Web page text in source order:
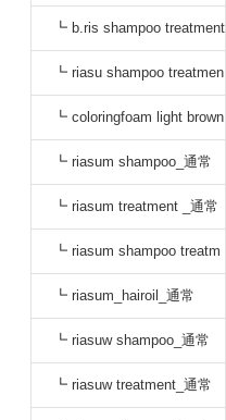
_通常
┗ b.ris shampoo treatment
セット_通常
┗ riasu shampoo treatmen
t セット_通常
┗ coloringfoam light brown
_通常
┗ riasum shampoo_通常
┗ riasum treatment _通常
┗ riasum shampoo treatm
ent セット_通常
┗ riasum_hairoil_通常
┗ riasuw shampoo_通常
┗ riasuw treatment_通常